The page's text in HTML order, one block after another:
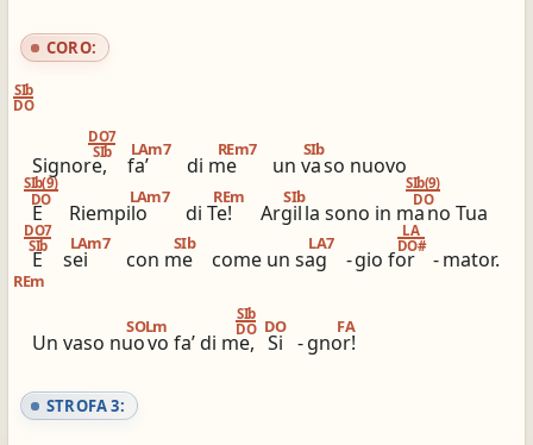
CORO:
SIb
DO
Signore,
DO7
SIb
fa’
LAm7
di me
REm7
un va
SIb
so nuovo
E
SIb(9)
DO
Riempilo
LAm7
di Te!
REm
Argil
SIb
la sono in ma
SIb(9)
DO
no Tua
E
DO7
SIb
sei
LAm7
con me
SIb
come un sag
LA7
-gio for
LA
DO#
-mator.
REm
Un vaso nuo
SOLm
vo fa’ di me,
SIb
DO
Si
DO
-gnor!
FA
STROFA 3: